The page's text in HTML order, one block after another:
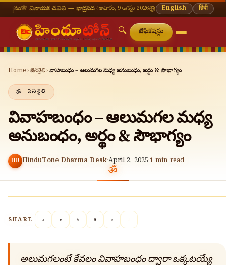
వినాయక చవితి — భాద్రపద శుద్ధ చవితి⛩ తిరుమల తిరుపతి — నేటి దర్శన సమయాలు🔔
ఆదివారం, 9 ఆగస్టు 2026 English हिंदी
🔍 నోటిఫికేషన్లు
Home › జీవనశైలి›వివాహబంధం – ఆలుమగల మధ్య అనుబంధం, అర్థం & సౌభాగ్యం
జీవనశైలి
వివాహబంధం – ఆలుమగల మధ్య
అనుబంధం, అర్థం & సౌభాగ్యం
HD HinduTone Dharma Desk·April 2, 2025·1 min read
SHARE
అలుమగలంటే కేవలం వివాహబంధం ద్వారా ఒక్కటయ్యే